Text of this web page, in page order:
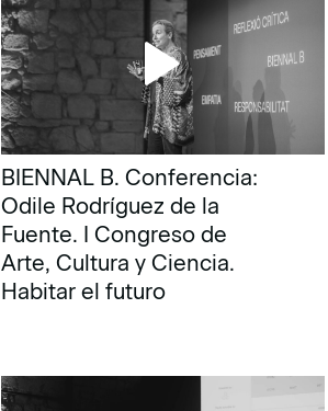
BIENNAL B. Conferencia:
Odile Rodríguez de la
Fuente. I Congreso de
Arte, Cultura y Ciencia.
Habitar el futuro